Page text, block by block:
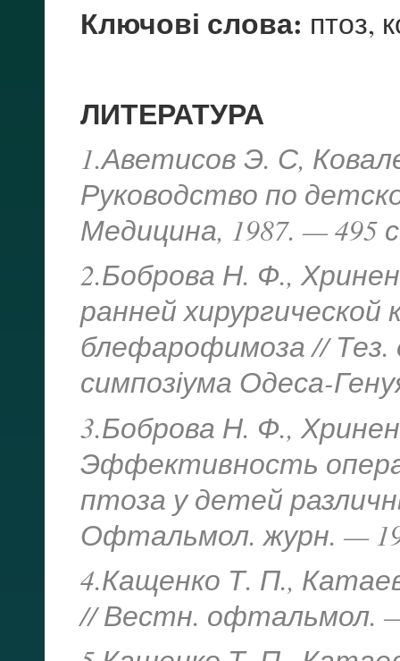
Ключові слова: птоз,
ЛИТЕРАТУРА
1.Аветисов Э. С,
Руководство по
Медицина, 1987. — 495
2.Боброва Н. Ф.,
ранней хирургической
блефарофимоза // Тез.
симпозіума Одеса-
3.Боброва Н. Ф.,
Эффективность
птоза у детей
Офтальмол. журн. —
4.Кащенко Т. П.,
// Вестн. офтальмол.